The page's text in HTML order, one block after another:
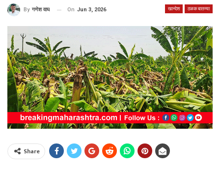
खान्देश ठळक बातम्या
By गणेश वाघ On Jun 3, 2026
Share